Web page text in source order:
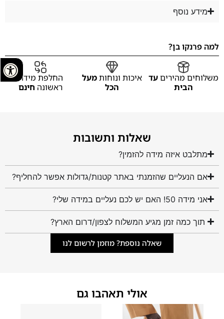
מידע נוסף
למה פרנקו בן?
משלוחים מהיריםעד
הבית
איכות ונוחותמעל
הכל
החלפת מידה
ראשונה חינם
שאלות ותשובות
מתלבט איזה מידה להזמין?
אם הנעליים שהזמנתי באתר קטנות/גדולות אפשר להחליף?
אני מידה 50! האם יש לכם נעליים במידה שלי?
תוך כמה זמן מגיע המשלוח לצפון/דרום הארץ?
שאלה נוספת? מוזמן לרשום לנו
אולי תאהבו גם